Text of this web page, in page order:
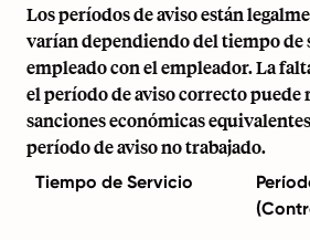
Los períodos de aviso están
varían dependiendo del tiempo de
empleado con el empleador. La
el período de aviso correcto puede
sanciones económicas
período de aviso no trabajado.
Tiempo de Servicio